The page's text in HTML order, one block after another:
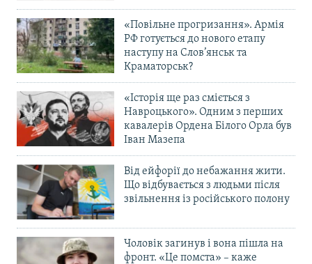
«Повільне прогризання». Армія
РФ готується до нового етапу
наступу на Слов’янськ та
Краматорськ?
«Історія ще раз сміється з
Навроцького». Одним з перших
кавалерів Ордена Білого Орла був
Іван Мазепа
Від ейфорії до небажання жити.
Що відбувається з людьми після
звільнення із російського полону
Чоловік загинув і вона пішла на
фронт. «Це помста» – каже